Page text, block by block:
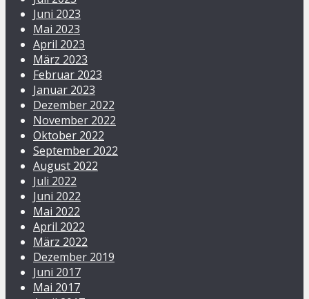
Juni 2023
Mai 2023
April 2023
März 2023
Februar 2023
Januar 2023
Dezember 2022
November 2022
Oktober 2022
September 2022
August 2022
Juli 2022
Juni 2022
Mai 2022
April 2022
März 2022
Dezember 2019
Juni 2017
Mai 2017